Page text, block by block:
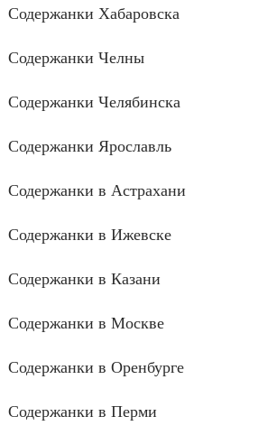
Содержанки Хабаровска
Содержанки Челны
Содержанки Челябинска
Содержанки Ярославль
Содержанки в Астрахани
Содержанки в Ижевске
Содержанки в Казани
Содержанки в Москве
Содержанки в Оренбурге
Содержанки в Перми